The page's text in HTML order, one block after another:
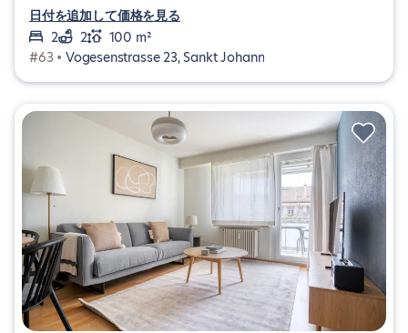
日付を追加して価格を見る
2
2
100 m²
#63 • Vogesenstrasse 23, Sankt Johann